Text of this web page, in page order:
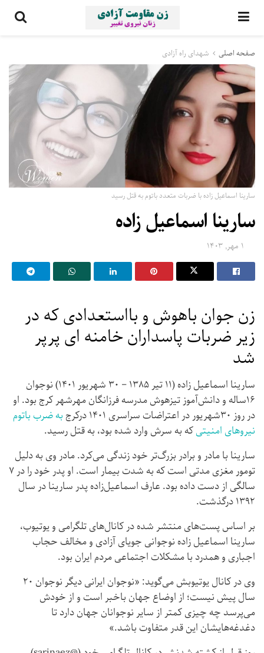
صفحه اصلی شهدای راه آزادی
سارینا اسماعیل زاده با ضربات متعدد باتوم به قتل رسید
سارینا اسماعیل زاده
۱ مهر, ۱۴۰۳
زن جوان باهوش و بااستعدادی که در
زیر ضربات پاسداران خامنه ای پرپر
شد
سارینا اسماعیل زاده (۱۱ تیر ۱۳۸۵ – ۳۰ شهریور ۱۴۰۱) نوجوان
۱۶ساله و دانش‌آموز تیزهوش مدرسه فرزانگان مهرشهر کرج بود. او
در روز ۳۰شهریور در اعتراضات سراسری ۱۴۰۱ درکرج
به ضرب باتوم
نیروهای امنیتیکه به سرش وارد شده بود، به قتل رسید.
سارینا با مادر و برادر بزرگ‌تر خود زندگی می‌کرد. مادر وی به دلیل
تومور مغزی مدتی است که به شدت بیمار است. او پدر خود را در ۷
سالگی از دست داده بود. عارف اسماعیل‌زاده پدر سارینا در سال
۱۳۹۲ درگذشت.
بر اساس پست‌های منتشر شده در کانال‌های تلگرامی و یوتیوب،
سارینا اسماعیل زاده نوجوانی جویای آزادی و مخالف حجاب
اجباری و همدرد با مشکلات اجتماعی مردم ایران بود.
وی در کانال یوتیوبش می‌گوید: «نوجوان ایرانی دیگر نوجوان ۲۰
سال پیش نیست؛ از اوضاع جهان باخبر است و از خودش
می‌پرسد چه چیزی کمتر از سایر نوجوانان جهان دارد تا
دغدغه‌هایشان این قدر متفاوت باشد.»